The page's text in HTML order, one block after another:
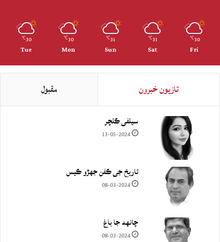
30
℃
Fri
31
℃
Sat
31
℃
Sun
30
℃
Mon
30
℃
Tue
تازيون خبرون مقبول
سيلفي ڪلچر
13-05-2024
تاريخ جي ڪفن جھڙو ڪيس
08-03-2024
چانهه جا باغ
08-03-2024